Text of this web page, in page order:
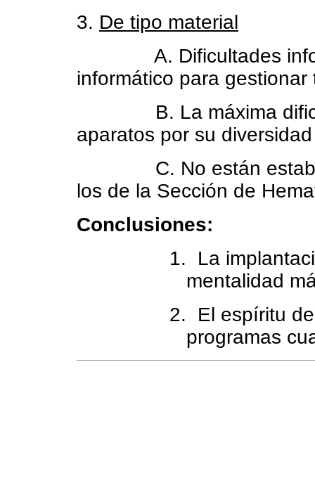
3. De tipo material
A. Dificultades
informático para
B. La máxima
aparatos por su diversidad
C. No están
los de la Sección de
Conclusiones:
1.
La
mentalidad
2.
El espíritu
programas